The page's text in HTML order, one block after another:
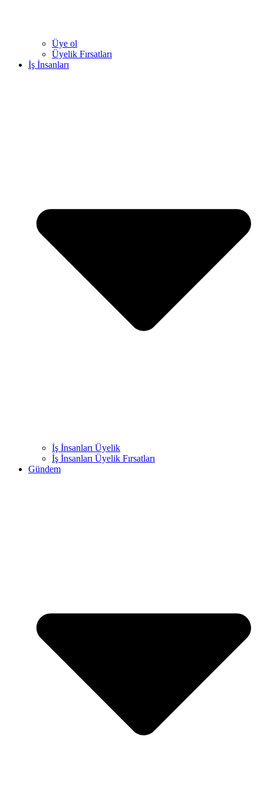
Üye ol
Üyelik Fırsatları
İş İnsanları
İş İnsanları Üyelik
İş İnsanları Üyelik Fırsatları
Gündem